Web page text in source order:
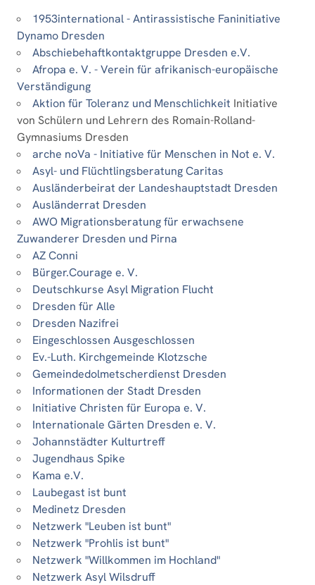
1953international - Antirassistische Faninitiative
Dynamo Dresden
Abschiebehaftkontaktgruppe Dresden e.V.
Afropa e. V. - Verein für afrikanisch-europäische
Verständigung
Aktion für Toleranz und Menschlichkeit Initiative
von Schülern und Lehrern des Romain-Rolland-
Gymnasiums Dresden
arche noVa - Initiative für Menschen in Not e. V.
Asyl- und Flüchtlingsberatung Caritas
Ausländerbeirat der Landeshauptstadt Dresden
Ausländerrat Dresden
AWO Migrationsberatung für erwachsene
Zuwanderer Dresden und Pirna
AZ Conni
Bürger.Courage e. V.
Deutschkurse Asyl Migration Flucht
Dresden für Alle
Dresden Nazifrei
Eingeschlossen Ausgeschlossen
Ev.-Luth. Kirchgemeinde Klotzsche
Gemeindedolmetscherdienst Dresden
Informationen der Stadt Dresden
Initiative Christen für Europa e. V.
Internationale Gärten Dresden e. V.
Johannstädter Kulturtreff
Jugendhaus Spike
Kama e.V.
Laubegast ist bunt
Medinetz Dresden
Netzwerk "Leuben ist bunt"
Netzwerk "Prohlis ist bunt"
Netzwerk "Willkommen im Hochland"
Netzwerk Asyl Wilsdruff